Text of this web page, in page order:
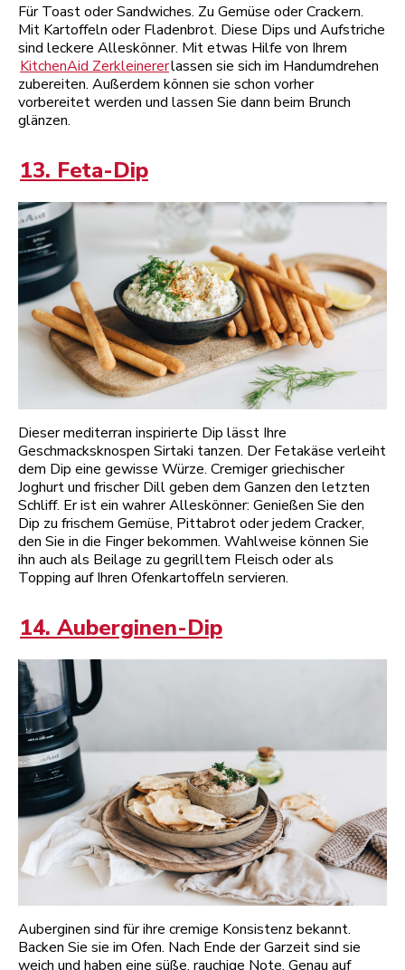
Für Toast oder Sandwiches. Zu Gemüse oder Crackern.
Mit Kartoffeln oder Fladenbrot. Diese Dips und Aufstriche
sind leckere Alleskönner. Mit etwas Hilfe von Ihrem
KitchenAid Zerkleinererlassen sie sich im Handumdrehen
zubereiten. Außerdem können sie schon vorher
vorbereitet werden und lassen Sie dann beim Brunch
glänzen.
13. Feta-Dip
Dieser mediterran inspirierte Dip lässt Ihre
Geschmacksknospen Sirtaki tanzen. Der Fetakäse verleiht
dem Dip eine gewisse Würze. Cremiger griechischer
Joghurt und frischer Dill geben dem Ganzen den letzten
Schliff. Er ist ein wahrer Alleskönner: Genießen Sie den
Dip zu frischem Gemüse, Pittabrot oder jedem Cracker,
den Sie in die Finger bekommen. Wahlweise können Sie
ihn auch als Beilage zu gegrilltem Fleisch oder als
Topping auf Ihren Ofenkartoffeln servieren.
14. Auberginen-Dip
Auberginen sind für ihre cremige Konsistenz bekannt.
Backen Sie sie im Ofen. Nach Ende der Garzeit sind sie
weich und haben eine süße, rauchige Note. Genau auf